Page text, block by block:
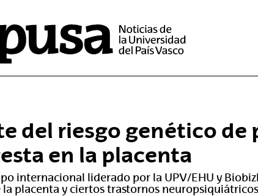
del riesgo genético
en la placenta
internacional liderado por la UPV/EHU y
la placenta y ciertos trastornos neuropsiquiátricos